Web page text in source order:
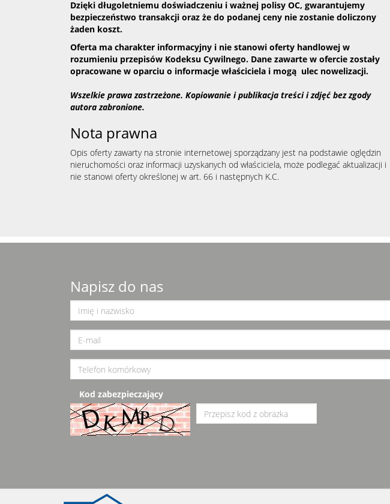
Dzięki długoletniemu doświadczeniu i ważnej polisy OC, gwarantujemy
bezpieczeństwo transakcji oraz że do podanej ceny nie zostanie doliczony
żaden koszt.
Oferta ma charakter informacyjny i nie stanowi oferty handlowej w
rozumieniu przepisów Kodeksu Cywilnego. Dane zawarte w ofercie zostały
opracowane w oparciu o informacje właściciela i mogą ulec nowelizacji.
Wszelkie prawa zastrzeżone. Kopiowanie i publikacja treści i zdjęć bez zgody
autora zabronione.
Nota prawna
Opis oferty zawarty na stronie internetowej sporządzany jest na podstawie oględzin
nieruchomości oraz informacji uzyskanych od właściciela, może podlegać aktualizacji i
nie stanowi oferty określonej w art. 66 i następnych K.C.
Napisz do nas
Kod zabezpieczający